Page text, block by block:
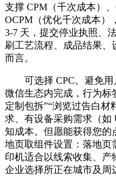
支撑 CPM（千次成本）
OCPM（优化千次成本）
3-7 天，提交停业执照、
刷工艺流程、成品结果、
而言。
可选择 CPC。避免用
微信生态内完成，行为标
定制包拆”“浏览过告白材
求、有设备采购需求（如
知成本。但愿能获得您的
地页取组件设置：落地
印机适合以线索收集、产
企业选择所正在城市及周